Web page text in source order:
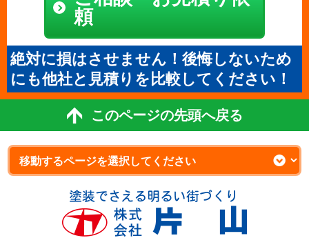
頼
絶対に損はさせません！後悔しないため
にも他社と見積りを比較してください！
このページの先頭へ戻る